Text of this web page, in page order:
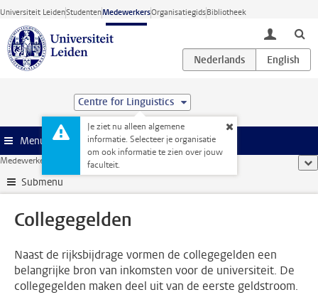
Ga direct naar de inhoud
Universiteit LeidenStudentenMedewerkersOrganisatiegidsBibliotheek
toggle
Centre for Linguistics
Je ziet nu alleen algemene
informatie. Selecteer je organisatie
om ook informatie te zien over jouw
faculteit.
Menu
Medewerkerswebsite ... Collegegelden
Submenu
Collegegelden
Naast de rijksbijdrage vormen de collegegelden een
belangrijke bron van inkomsten voor de universiteit. De
collegegelden maken deel uit van de eerste geldstroom.